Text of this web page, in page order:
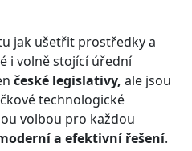
jak ušetřit prostředky a
i volně stojící úřední
české legislativy, ale jsou
technologické
volbou pro každou
a efektivní řešení.